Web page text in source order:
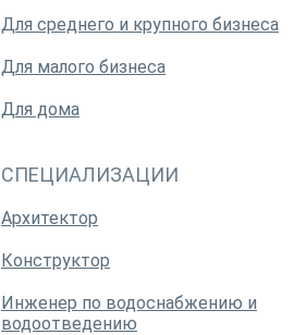
Для среднего и крупного бизнеса
Для малого бизнеса
Для дома
СПЕЦИАЛИЗАЦИИ
Архитектор
Конструктор
Инженер по водоснабжению и
водоотведению